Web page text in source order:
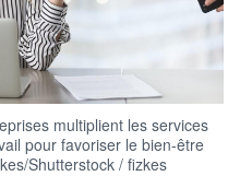
multiplient les services
pour favoriser le bien-être
Shutterstock / fizkes